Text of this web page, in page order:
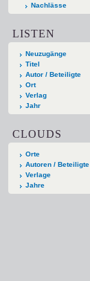
Nachlässe
LISTEN
Neuzugänge
Titel
Autor / Beteiligte
Ort
Verlag
Jahr
CLOUDS
Orte
Autoren / Beteiligte
Verlage
Jahre